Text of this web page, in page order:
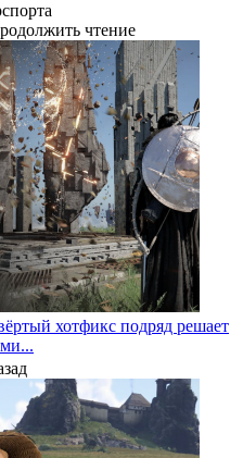
чтение
хотфикс подряд решает